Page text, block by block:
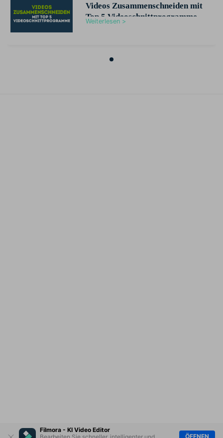
Filmora - KI Video Editor
ÖFFNEN
Videos Zusammenschneiden mit
Top 5 Videoschnittprogramme
Weiterlesen >